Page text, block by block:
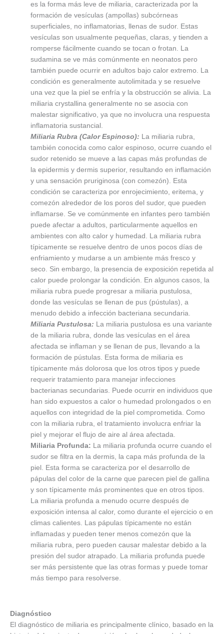
es la forma más leve de miliaria, caracterizada por la
formación de vesículas (ampollas) subcórneas
superficiales, no inflamatorias, llenas de sudor. Estas
vesículas son usualmente pequeñas, claras, y tienden a
romperse fácilmente cuando se tocan o frotan. La
sudamina se ve más comúnmente en neonatos pero
también puede ocurrir en adultos bajo calor extremo. La
condición es generalmente autolimitada y se resuelve
una vez que la piel se enfría y la obstrucción se alivia. La
miliaria crystallina generalmente no se asocia con
malestar significativo, ya que no involucra una respuesta
inflamatoria sustancial.
Miliaria Rubra (Calor Espinoso): La miliaria rubra,
también conocida como calor espinoso, ocurre cuando el
sudor retenido se mueve a las capas más profundas de
la epidermis y dermis superior, resultando en inflamación
y una sensación pruriginosa (con comezón). Esta
condición se caracteriza por enrojecimiento, eritema, y
comezón alrededor de los poros del sudor, que pueden
inflamarse. Se ve comúnmente en infantes pero también
puede afectar a adultos, particularmente aquellos en
ambientes con alto calor y humedad. La miliaria rubra
típicamente se resuelve dentro de unos pocos días de
enfriamiento y mudarse a un ambiente más fresco y
seco. Sin embargo, la presencia de exposición repetida al
calor puede prolongar la condición. En algunos casos, la
miliaria rubra puede progresar a miliaria pustulosa,
donde las vesículas se llenan de pus (pústulas), a
menudo debido a infección bacteriana secundaria.
Miliaria Pustulosa: La miliaria pustulosa es una variante
de la miliaria rubra, donde las vesículas en el área
afectada se inflaman y se llenan de pus, llevando a la
formación de pústulas. Esta forma de miliaria es
típicamente más dolorosa que los otros tipos y puede
requerir tratamiento para manejar infecciones
bacterianas secundarias. Puede ocurrir en individuos que
han sido expuestos a calor o humedad prolongados o en
aquellos con integridad de la piel comprometida. Como
con la miliaria rubra, el tratamiento involucra enfriar la
piel y mejorar el flujo de aire al área afectada.
Miliaria Profunda: La miliaria profunda ocurre cuando el
sudor se filtra en la dermis, la capa más profunda de la
piel. Esta forma se caracteriza por el desarrollo de
pápulas del color de la carne que parecen piel de gallina
y son típicamente más prominentes que en otros tipos.
La miliaria profunda a menudo ocurre después de
exposición intensa al calor, como durante el ejercicio o en
climas calientes. Las pápulas típicamente no están
inflamadas y pueden tener menos comezón que la
miliaria rubra, pero pueden causar malestar debido a la
presión del sudor atrapado. La miliaria profunda puede
ser más persistente que las otras formas y puede tomar
más tiempo para resolverse.
Diagnóstico
El diagnóstico de miliaria es principalmente clínico, basado en la